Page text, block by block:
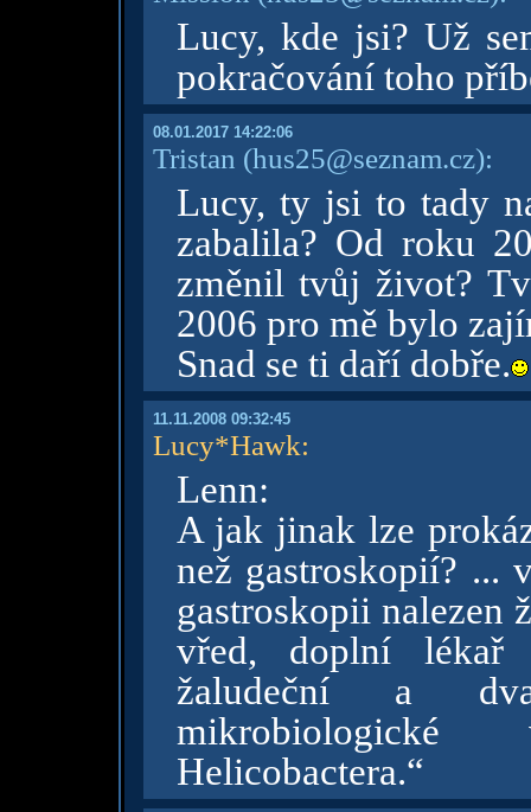
Lucy, kde jsi? Už
pokračování toho
08.01.2017 14:22:06
Tristan (hus25@seznam.cz):
Lucy, ty jsi to tady
zabalila? Od roku
změnil tvůj život?
2006 pro mě bylo
Snad se ti daří dobře.
11.11.2008 09:32:45
Lucy*Hawk:
Lenn:
A jak jinak lze
než gastroskopií? ...
gastroskopii nalezen
vřed, doplní lékař
žaludeční a
Helicobactera.“